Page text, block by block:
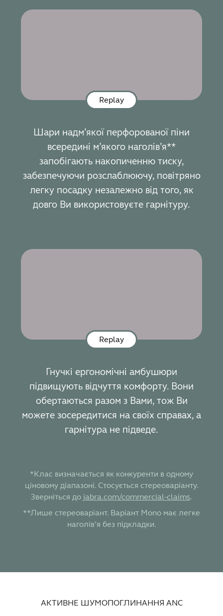
Replay
Шари надм’якої перфорованої піни
всередині м’якого наголів’я**
запобігають накопиченню тиску,
забезпечуючи розслаблюючу, повітряно
легку посадку незалежно від того, як
довго Ви використовуєте гарнітуру.
Replay
Гнучкі ергономічні амбушюри
підвищують відчуття комфорту. Вони
обертаються разом з Вами, тож Ви
можете зосередитися на своїх справах, а
гарнітура не підведе.
*Клас визначається як конкуренти в одному
ціновому діапазоні. Стосується стереоваріанту.
Зверніться до jabra.com/commercial-claims.
**Лише стереоваріант. Варіант Mono має легке
наголів’я без підкладки.
АКТИВНЕ ШУМОПОГЛИНАННЯ ANC